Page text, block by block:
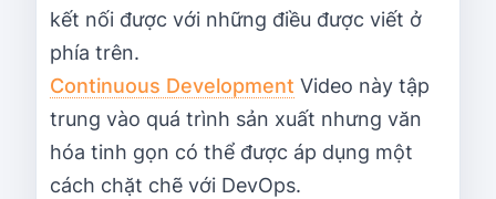
kết nối được với những điều được viết ở
phía trên.
Continuous Development Video này tập
trung vào quá trình sản xuất nhưng văn
hóa tinh gọn có thể được áp dụng một
cách chặt chẽ với DevOps.